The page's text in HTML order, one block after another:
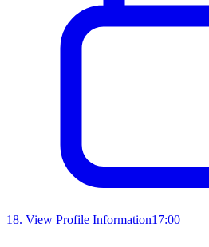
18. View Profile Information17:00